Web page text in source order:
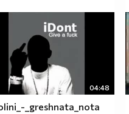
04:48
_greshnata_nota